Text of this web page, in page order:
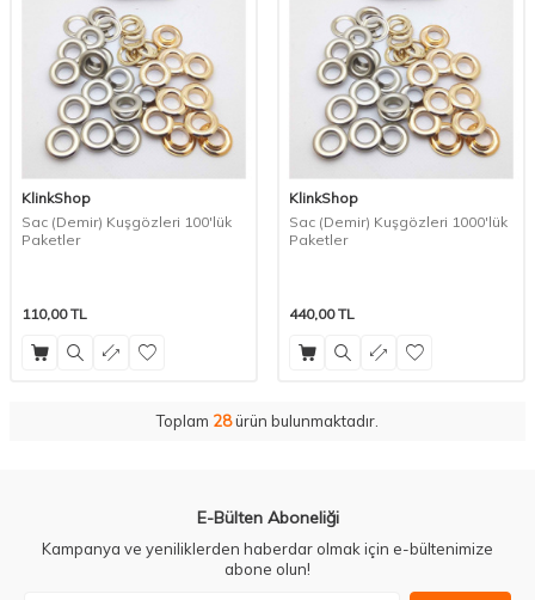
KlinkShop
Sac (Demir) Kuşgözleri 100'lük
Paketler
110,00TL
KlinkShop
Sac (Demir) Kuşgözleri 1000'lük
Paketler
440,00TL
Toplam 28ürün bulunmaktadır.
E-Bülten Aboneliği
Kampanya ve yeniliklerden haberdar olmak için e-bültenimize
abone olun!